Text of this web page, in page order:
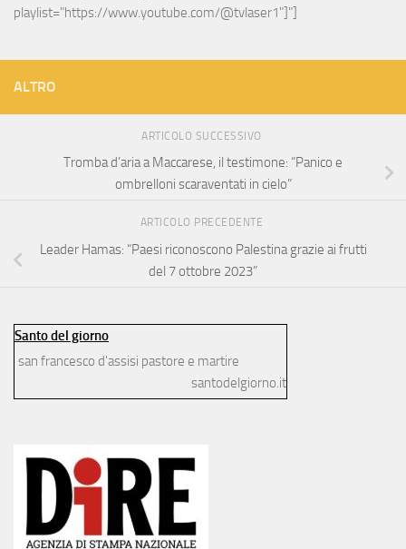
playlist="https://www.youtube.com/@tvlaser1"]"]
ALTRO
ARTICOLO SUCCESSIVO
Tromba d’aria a Maccarese, il testimone: “Panico e
ombrelloni scaraventati in cielo”
ARTICOLO PRECEDENTE
Leader Hamas: “Paesi riconoscono Palestina grazie ai frutti
del 7 ottobre 2023”
Santo del giorno
san francesco d'assisi pastore e martire
santodelgiorno.it